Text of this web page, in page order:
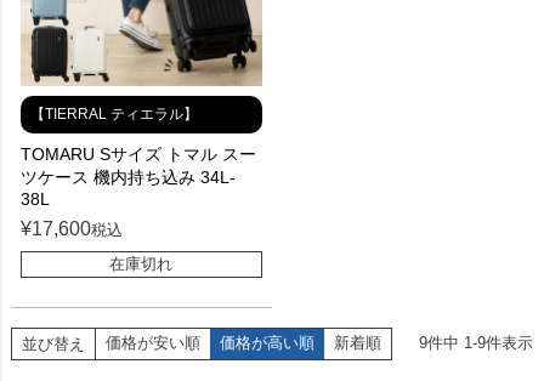
【TIERRAL ティエラル】
TOMARU Sサイズ トマル スー
ツケース 機内持ち込み 34L-
38L
¥17,600税込
在庫切れ
並び替え 価格が安い順 価格が高い順 新着順 9件中 1-9件表示